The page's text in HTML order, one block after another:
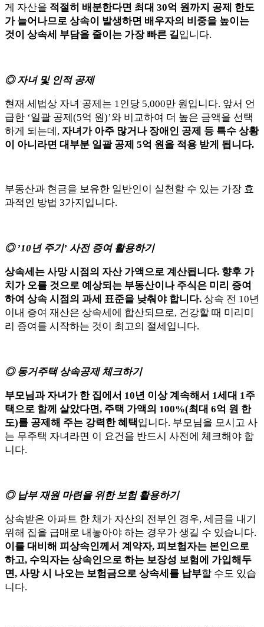
게 자산을 적절히 배분한다면 최대 30억 원까지 공제 한도
가 늘어나므로 상속이 발생하면 배우자의 비중을 높이는
것이 상속세 부담을 줄이는 가장 빠른 길입니다.
◎ 자녀 및 인적 공제
현재 세법상 자녀 공제는 1인당 5,000만 원입니다. 앞서 언
급한 ‘일괄 공제(5억 원)’와 비교하여 더 높은 금액을 선택
하게 되는데, 자녀가 아주 많거나 장애인 공제 등 특수 상황
이 아니라면 대부분 일괄 공제 5억 원을 적용 받게 됩니다.
부동산과 현금을 보유한 일반인이 실천할 수 있는 가장 효
과적인 방법 3가지입니다.
◎ ’10년 주기’ 사전 증여 활용하기
상속세는 사망 시점의 자산 가액으로 계산됩니다. 향후 가
치가 오를 것으로 예상되는 부동산이나 주식은 미리 증여
하여 상속 시점의 과세 표준을 낮춰야 합니다. 상속 전 10년
이내 증여 재산은 상속세에 합산되므로, 건강할 때 미리미
리 증여를 시작하는 것이 최고의 절세입니다.
◎ 동거주택 상속공제 체크하기
부모님과 자녀가 한 집에서 10년 이상 계속해서 1세대 1주
택으로 함께 살았다면, 주택 가액의 100%(최대 6억 원 한
도)를 공제해 주는 강력한 혜택입니다. 부모님을 모시고 사
는 무주택 자녀라면 이 요건을 반드시 사전에 체크해야 합
니다.
◎ 납부 재원 마련을 위한 보험 활용하기
상속받은 아파트 한 채가 자산의 전부인 경우, 세금을 내기
위해 집을 급매로 내놓아야 하는 경우가 생길 수 있습니다.
이를 대비해 피상속인께서 계약자, 피보험자는 본인으로
하고, 수익자는 상속인으로 하는 보장성 보험에 가입해두
면, 사망 시 나오는 보험금으로 상속세를 납부할 수도 있습
니다.